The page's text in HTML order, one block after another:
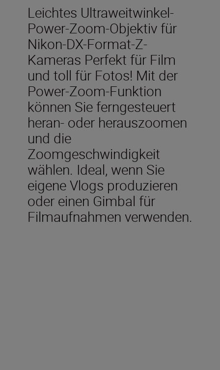
Leichtes Ultraweitwinkel-
Power-Zoom-Objektiv für
Nikon-DX-Format-Z-
Kameras Perfekt für Film
und toll für Fotos! Mit der
Power-Zoom-Funktion
können Sie ferngesteuert
heran- oder herauszoomen
und die
Zoomgeschwindigkeit
wählen. Ideal, wenn Sie
eigene Vlogs produzieren
oder einen Gimbal für
Filmaufnahmen verwenden.